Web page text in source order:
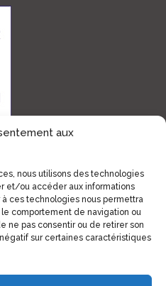
aux
nous utilisons des technologies
et/ou accéder aux informations
ces technologies nous permettra
comportement de navigation ou
ne pas consentir ou de retirer son
sur certaines caractéristiques